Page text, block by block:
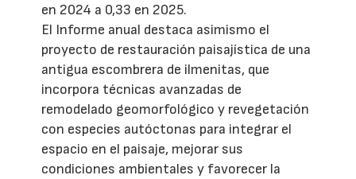
en 2024 a 0,33 en 2025.
El Informe anual destaca asimismo el
proyecto de restauración paisajística de una
antigua escombrera de ilmenitas, que
incorpora técnicas avanzadas de
remodelado geomorfológico y revegetación
con especies autóctonas para integrar el
espacio en el paisaje, mejorar sus
condiciones ambientales y favorecer la